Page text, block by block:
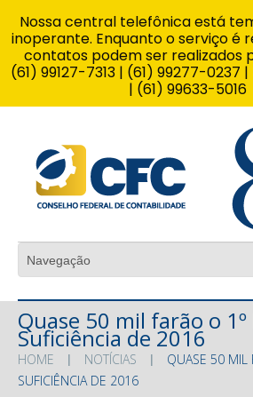
Quase 50 mil farão o 1º
Suficiência de 2016
HOME NOTÍCIAS
QUASE 50 MIL
SUFICIÊNCIA DE 2016
Nossa central telefônica está
inoperante. Enquanto o serviço é
contatos podem ser realizados
(61) 99127-7313 | (61) 99277-0237
| (61) 99633-5016